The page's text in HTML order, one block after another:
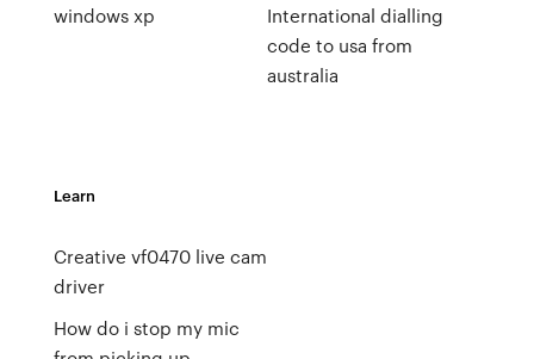
windows xp
International dialling
code to usa from
australia
Learn
Creative vf0470 live cam
driver
How do i stop my mic